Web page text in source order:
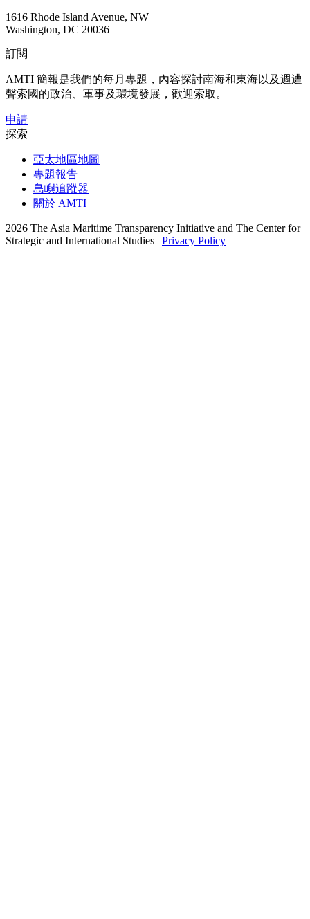
1616 Rhode Island Avenue, NW
Washington, DC 20036
訂閱
AMTI 簡報是我們的每月專題，內容探討南海和東海以及週遭
聲索國的政治、軍事及環境發展，歡迎索取。
申請
探索
亞太地區地圖
專題報告
島嶼追蹤器
關於 AMTI
2026 The Asia Maritime Transparency Initiative and The Center for
Strategic and International Studies | Privacy Policy